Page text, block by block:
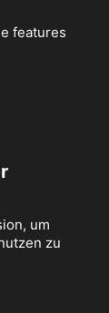
features
um
zu